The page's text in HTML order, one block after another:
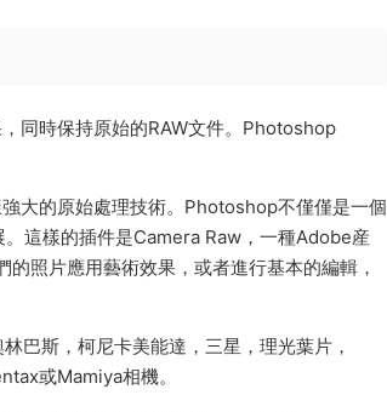
同時保持原始的RAW文件。Photoshop
大的原始處理技術。Photoshop不僅僅是一個
這樣的插件是Camera Raw，一種Adobe産
照片應用藝術效果，或者進行基本的編輯，
巴斯，柯尼卡美能達，三星，理光葉片，
或Mamiya相機。